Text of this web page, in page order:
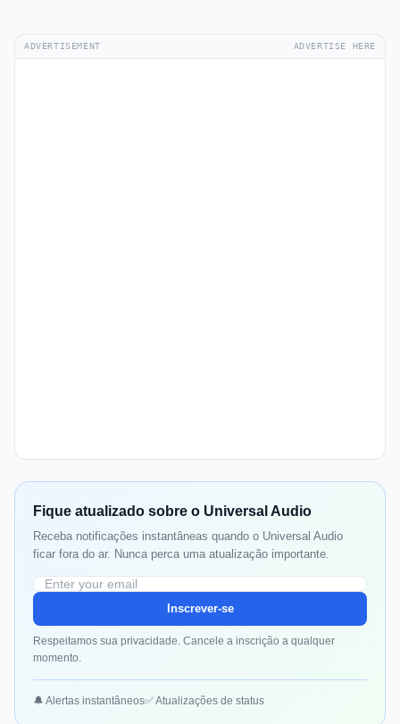
ADVERTISEMENT ADVERTISE HERE
Fique atualizado sobre o Universal Audio
Receba notificações instantâneas quando o Universal Audio
ficar fora do ar. Nunca perca uma atualização importante.
Inscrever-se
Respeitamos sua privacidade. Cancele a inscrição a qualquer
momento.
🔔 Alertas instantâneos✅ Atualizações de status